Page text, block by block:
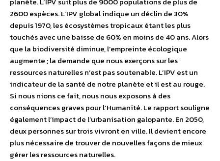
2600 espèces. L’IPV global indique un déclin de 30%
depuis 1970, les écosystèmes tropicaux étant les plus
touchés avec une baisse de 60% en moins de 40 ans. Alors
que la biodiversité diminue, l’empreinte écologique
augmente ; la demande que nous exerçons sur les
ressources naturelles n’est pas soutenable. L’IPV est un
indicateur de la santé de notre planète et il est au rouge.
Si nous nions ce fait, nous nous exposons à des
conséquences graves pour l’Humanité. Le rapport souligne
également l’impact de l’urbanisation galopante. En 2050,
deux personnes sur trois vivront en ville. Il devient encore
plus nécessaire de trouver de nouvelles façons de mieux
gérer les ressources naturelles.